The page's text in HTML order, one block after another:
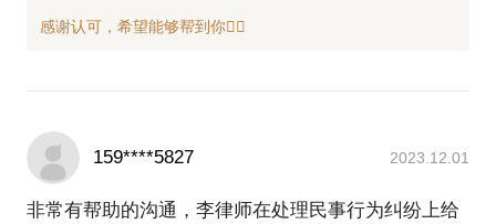
159****5827 2023.12.01
非常有帮助的沟通，李律师在处理民事行为纠纷上给